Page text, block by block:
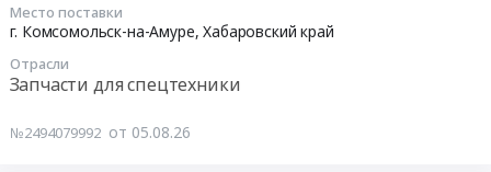
Место поставки
г. Комсомольск-на-Амуре,Хабаровский край
Отрасли
Запчасти для спецтехники
№2494079992 от 05.08.26